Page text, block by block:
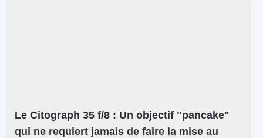
Le Citograph 35 f/8 : Un objectif "pancake"
qui ne requiert jamais de faire la mise au